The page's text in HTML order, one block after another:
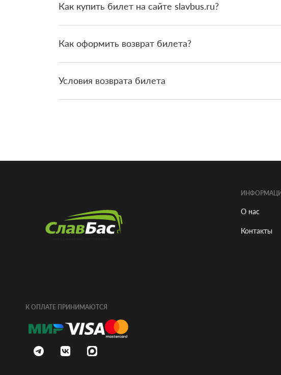
Как купить билет на сайте slavbus.ru?
Как оформить возврат билета?
Условия возврата билета
К ОПЛАТЕ ПРИНИМАЮТСЯ
О нас
Контакты